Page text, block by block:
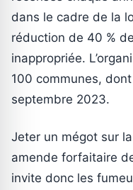
dans le cadre de la
réduction de 40 %
inappropriée.
100 communes,
septembre 2023.
Jeter un mégot sur
amende forfaitaire
invite donc les